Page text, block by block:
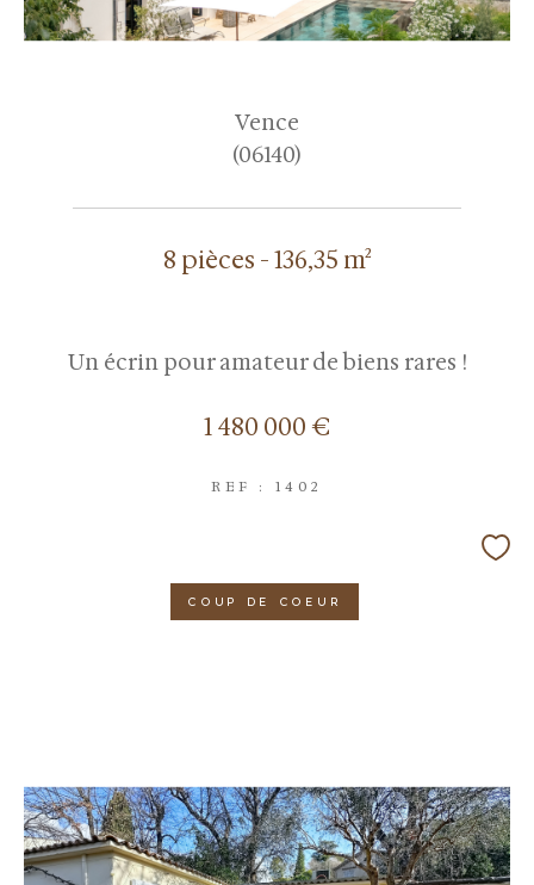
Vence
(06140)
8 pièces - 136,35 m²
Un écrin pour amateur de biens rares !
1 480 000 €
REF : 1402
COUP DE COEUR